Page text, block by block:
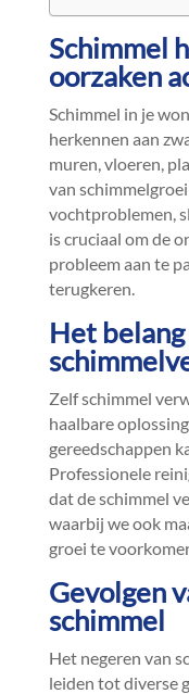
Schimmel
oorzaken
Schimmel in je
herkennen aan
muren, vloeren,
van
vochtproblemen,
is cruciaal om de
probleem aan te
terugkeren.​
Het
Zelf schimmel
haalbare
gereedschappen
Professionele
dat de schimmel
waarbij we ook
groei te
Gevolgen
schimmel
Het negeren van
leiden tot diverse